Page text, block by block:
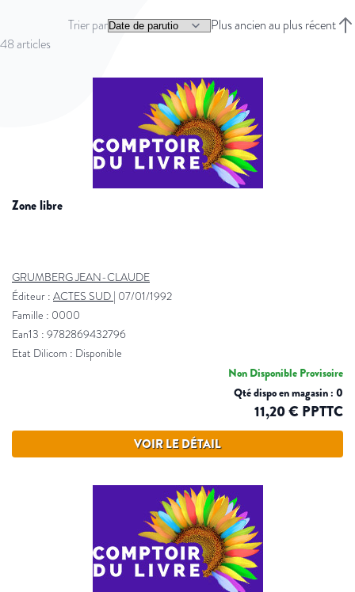
48articles
Trier par
Plus ancien au plus récent
zone libre
GRUMBERG JEAN-CLAUDE
Éditeur : ACTES SUD | 07/01/1992
Famille : 0000
Ean13 : 9782869432796
Etat Dilicom : Disponible
Non Disponible Provisoire
Qté dispo en magasin : 0
11,20 € PPTTC
VOIR LE DÉTAIL